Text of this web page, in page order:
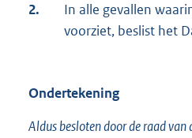
2.
In alle gevallen
voorziet, beslist het
Ondertekening
Aldus besloten door de raad